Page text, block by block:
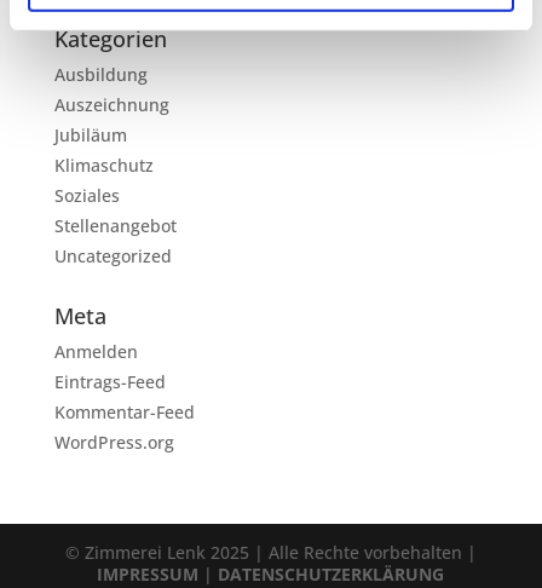
Kategorien
Ausbildung
Auszeichnung
Jubiläum
Klimaschutz
Soziales
Stellenangebot
Uncategorized
Meta
Anmelden
Eintrags-Feed
Kommentar-Feed
WordPress.org
© Zimmerei Lenk 2025 | Alle Rechte vorbehalten |
IMPRESSUM | DATENSCHUTZERKLÄRUNG